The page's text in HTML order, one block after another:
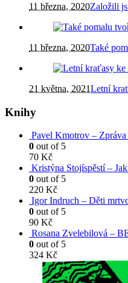
11 března, 2020Založili
11 března, 2020Také
21 května, 2021Letní
Knihy
Pavel Kmotrov – Zpráva
0 out of 5
70 Kč
Kristýna Stojíspěstí –
0 out of 5
220 Kč
Igor Indruch – Děti
0 out of 5
90 Kč
Rosana Zvelebilová –
0 out of 5
324 Kč